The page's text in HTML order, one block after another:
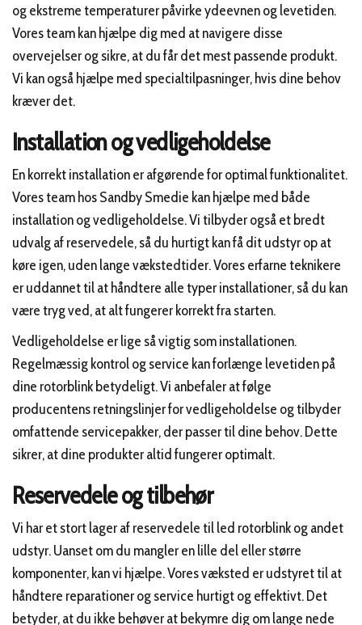
og ekstreme temperaturer påvirke ydeevnen og levetiden.
Vores team kan hjælpe dig med at navigere disse
overvejelser og sikre, at du får det mest passende produkt.
Vi kan også hjælpe med specialtilpasninger, hvis dine behov
kræver det.
Installation og vedligeholdelse
En korrekt installation er afgørende for optimal funktionalitet.
Vores team hos Sandby Smedie kan hjælpe med både
installation og vedligeholdelse. Vi tilbyder også et bredt
udvalg af reservedele, så du hurtigt kan få dit udstyr op at
køre igen, uden lange vækstedtider. Vores erfarne teknikere
er uddannet til at håndtere alle typer installationer, så du kan
være tryg ved, at alt fungerer korrekt fra starten.
Vedligeholdelse er lige så vigtig som installationen.
Regelmæssig kontrol og service kan forlænge levetiden på
dine rotorblink betydeligt. Vi anbefaler at følge
producentens retningslinjer for vedligeholdelse og tilbyder
omfattende servicepakker, der passer til dine behov. Dette
sikrer, at dine produkter altid fungerer optimalt.
Reservedele og tilbehør
Vi har et stort lager af reservedele til led rotorblink og andet
udstyr. Uanset om du mangler en lille del eller større
komponenter, kan vi hjælpe. Vores væksted er udstyret til at
håndtere reparationer og service hurtigt og effektivt. Det
betyder, at du ikke behøver at bekymre dig om lange nede